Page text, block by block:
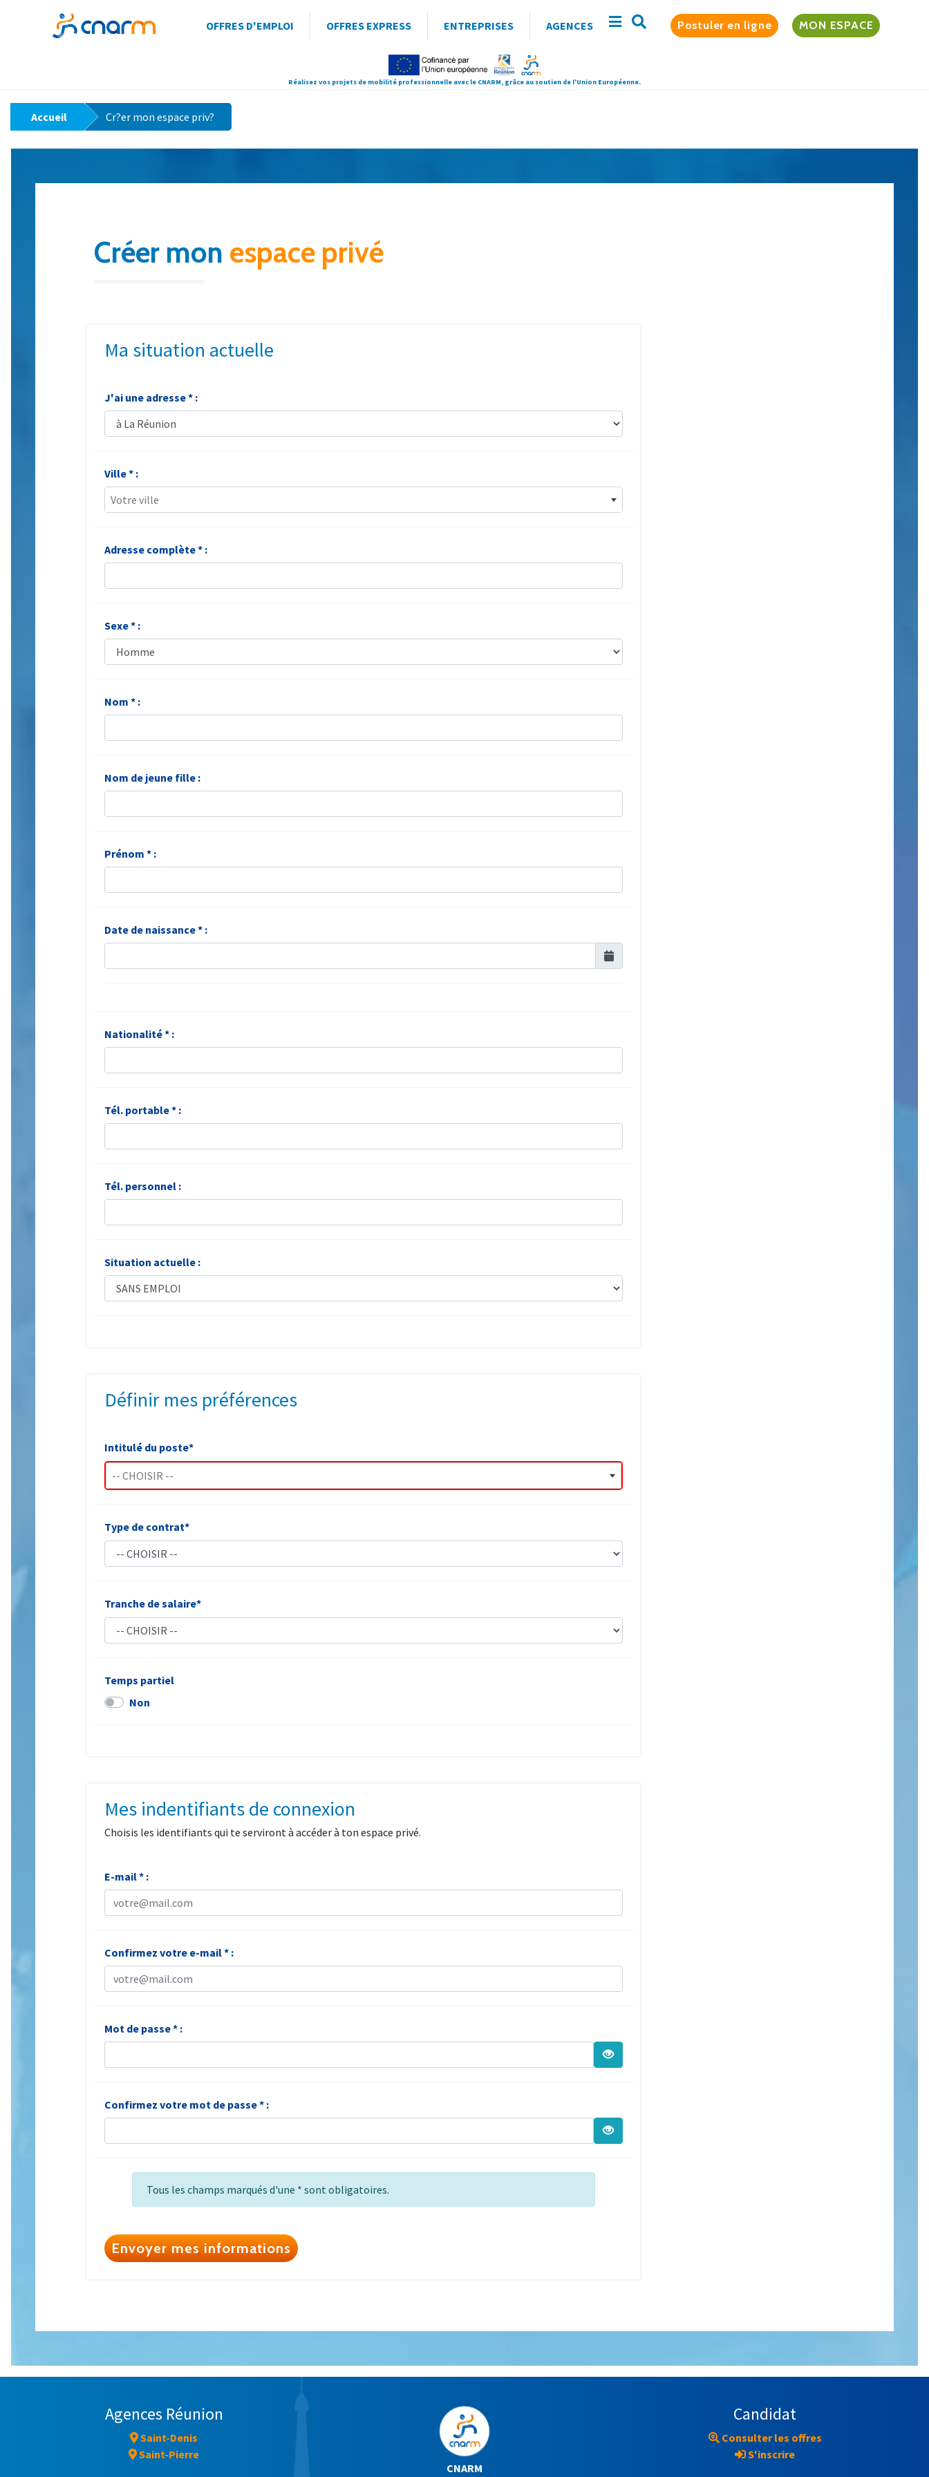
OFFRES D'EMPLOI OFFRES EXPRESS ENTREPRISES AGENCES Postuler en ligne MON ESPACE
Réalisez vos projets de mobilité professionnelle avec le CNARM, grâce au soutien de l'Union Européenne.
Accueil Cr?er mon espace priv?
Créer mon espace privé
Ma situation actuelle
J'ai une adresse * :
Ville * :
Votre ville
Adresse complète * :
Sexe * :
Nom * :
Nom de jeune fille :
Prénom * :
Date de naissance * :
Nationalité * :
Tél. portable * :
Tél. personnel :
Situation actuelle :
Définir mes préférences
Intitulé du poste*
-- CHOISIR --
Type de contrat*
Tranche de salaire*
Temps partiel
Non
Mes indentifiants de connexion
Choisis les identifiants qui te serviront à accéder à ton espace privé.
E-mail * :
Confirmez votre e-mail * :
Mot de passe * :
Confirmez votre mot de passe * :
Tous les champs marqués d'une * sont obligatoires.
Envoyer mes informations
Agences Réunion
Saint-Denis
Saint-Pierre
CNARM
Candidat
Consulter les offres
S'inscrire